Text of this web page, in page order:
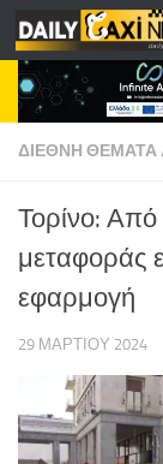
Skip to content
ΔΙΕΘΝΗ ΘΕΜΑΤΑ
Τορίνο: Από
μεταφοράς
εφαρμογή
29 ΜΑΡΤΊΟΥ 2024